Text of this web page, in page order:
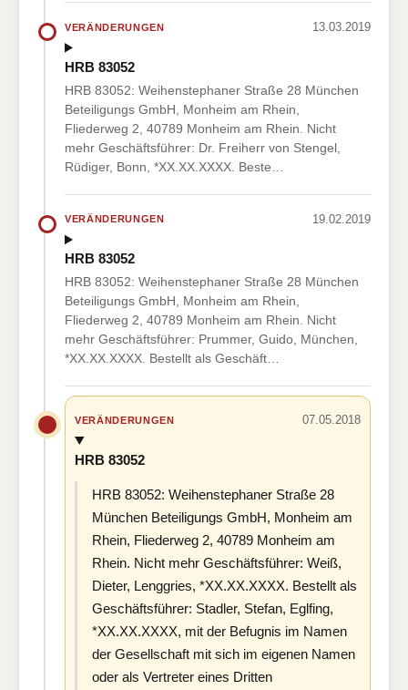
VERÄNDERUNGEN 13.03.2019
HRB 83052
HRB 83052: Weihenstephaner Straße 28 München
Beteiligungs GmbH, Monheim am Rhein,
Fliederweg 2, 40789 Monheim am Rhein. Nicht
mehr Geschäftsführer: Dr. Freiherr von Stengel,
Rüdiger, Bonn, *XX.XX.XXXX. Beste…
VERÄNDERUNGEN 19.02.2019
HRB 83052
HRB 83052: Weihenstephaner Straße 28 München
Beteiligungs GmbH, Monheim am Rhein,
Fliederweg 2, 40789 Monheim am Rhein. Nicht
mehr Geschäftsführer: Prummer, Guido, München,
*XX.XX.XXXX. Bestellt als Geschäft…
VERÄNDERUNGEN 07.05.2018
HRB 83052
HRB 83052: Weihenstephaner Straße 28
München Beteiligungs GmbH, Monheim am
Rhein, Fliederweg 2, 40789 Monheim am
Rhein. Nicht mehr Geschäftsführer: Weiß,
Dieter, Lenggries, *XX.XX.XXXX. Bestellt als
Geschäftsführer: Stadler, Stefan, Eglfing,
*XX.XX.XXXX, mit der Befugnis im Namen
der Gesellschaft mit sich im eigenen Namen
oder als Vertreter eines Dritten